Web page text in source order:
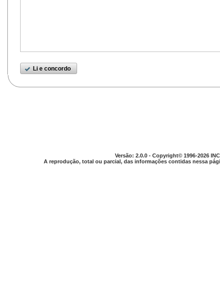
Li e concordo
Versão: 2.0.0 - Copyright© 1996-2026
A reprodução, total ou parcial, das informações contidas nessa